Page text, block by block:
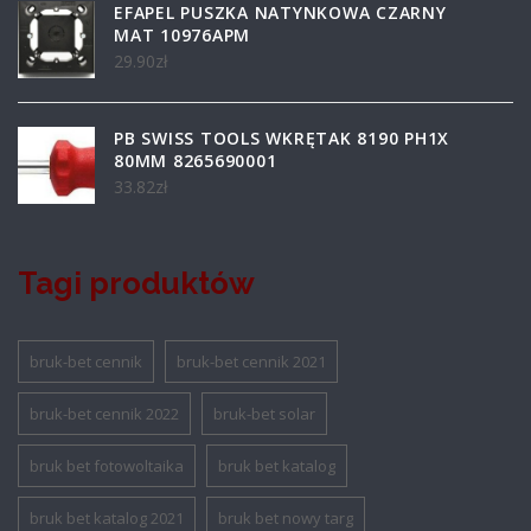
EFAPEL PUSZKA NATYNKOWA CZARNY
MAT 10976APM
29.90zł
PB SWISS TOOLS WKRĘTAK 8190 PH1X
80MM 8265690001
33.82zł
Tagi produktów
bruk-bet cennik bruk-bet cennik 2021
bruk-bet cennik 2022 bruk-bet solar
bruk bet fotowoltaika bruk bet katalog
bruk bet katalog 2021 bruk bet nowy targ